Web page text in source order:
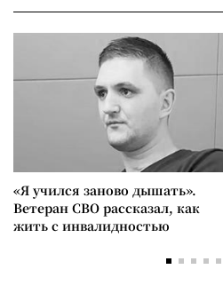
«Я учился заново дышать».
Ветеран СВО рассказал, как
жить с инвалидностью